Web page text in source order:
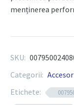
menținerea
dimensiuni
aplicații.
SKU:
Categorii:
Etichete: